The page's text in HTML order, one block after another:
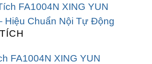
FA1004N XING YUN